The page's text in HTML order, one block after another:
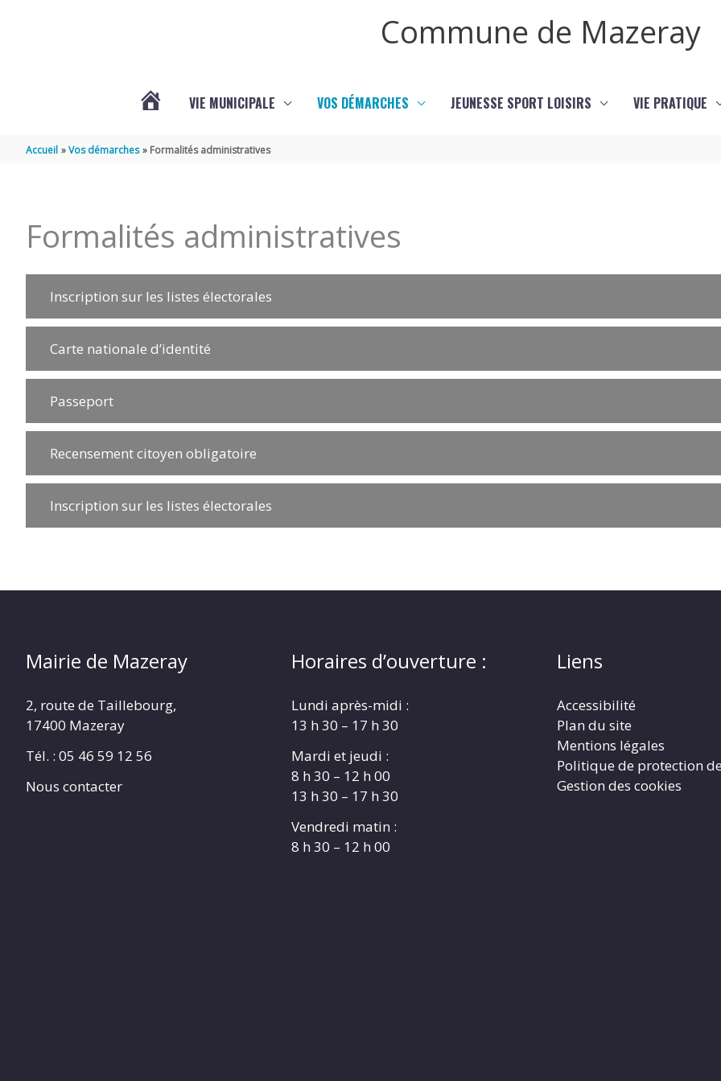
Commune de Mazeray
MAZERAY
VIE MUNICIPALE VOS DÉMARCHES JEUNESSE SPORT LOISIRS VIE PRATIQUE
Accueil Vos démarches Formalités administratives
Formalités administratives
Inscription sur les listes électorales
Carte nationale d’identité
Passeport
Recensement citoyen obligatoire
Inscription sur les listes électorales
Mairie de Mazeray
2, route de Taillebourg,
17400 Mazeray
Tél. : 05 46 59 12 56
Nous contacter
Horaires d’ouverture :
Lundi après-midi :
13 h 30 – 17 h 30
Mardi et jeudi :
8 h 30 – 12 h 00
13 h 30 – 17 h 30
Vendredi matin :
8 h 30 – 12 h 00
Liens
Accessibilité
Plan du site
Mentions légales
Politique de protection
Gestion des cookies